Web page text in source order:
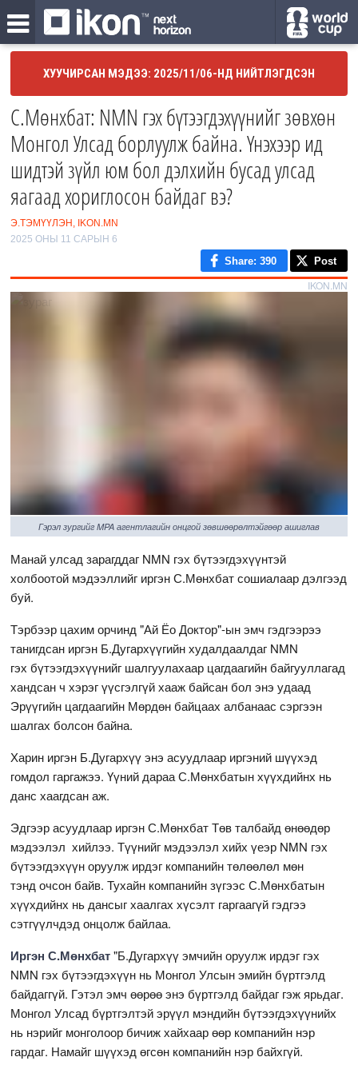
ХУУЧИРСАН МЭДЭЭ: 2025/11/06-НД НИЙТЛЭГДСЭН
С.Мөнхбат: NMN гэх бүтээгдэхүүнийг зөвхөн
Монгол Улсад борлуулж байна. Үнэхээр ид
шидтэй зүйл юм бол дэлхийн бусад улсад
яагаад хориглосон байдаг вэ?
Э.ТЭМҮҮЛЭН, IKON.MN
2025 ОНЫ 11 САРЫН 6
Share: 390 Post
IKON.MN
Гэрэл зургийг MPA агентлагийн онцгой зөвшөөрөлтэйгөөр ашиглав
Манай улсад зарагддаг NMN гэх бүтээгдэхүүнтэй
холбоотой мэдээллийг иргэн С.Мөнхбат сошиалаар дэлгээд
буй.
Тэрбээр цахим орчинд "Ай Ёо Доктор"-ын эмч гэдгээрээ
танигдсан иргэн Б.Дугархүүгийн худалдаалдаг NMN
гэх бүтээгдэхүүнийг шалгуулахаар цагдаагийн байгууллагад
хандсан ч хэрэг үүсгэлгүй хааж байсан бол энэ удаад
Эрүүгийн цагдаагийн Мөрдөн байцаах албанаас сэргээн
шалгах болсон байна.
Харин иргэн Б.Дугархүү энэ асуудлаар иргэний шүүхэд
гомдол гаргажээ. Үүний дараа С.Мөнхбатын хүүхдийнх нь
данс хаагдсан аж.
Эдгээр асуудлаар иргэн С.Мөнхбат Төв талбайд өнөөдөр
мэдээлэл хийлээ. Түүнийг мэдээлэл хийх үеэр NMN гэх
бүтээгдэхүүн оруулж ирдэг компанийн төлөөлөл мөн
тэнд очсон байв. Тухайн компанийн зүгээс С.Мөнхбатын
хүүхдийнх нь дансыг хаалгах хүсэлт гаргаагүй гэдгээ
сэтгүүлчдэд онцолж байлаа.
Иргэн С.Мөнхбат"Б.Дугархүү эмчийн оруулж ирдэг гэх
NMN гэх бүтээгдэхүүн нь Монгол Улсын эмийн бүртгэлд
байдаггүй. Гэтэл эмч өөрөө энэ бүртгэлд байдаг гэж ярьдаг.
Монгол Улсад бүртгэлтэй эрүүл мэндийн бүтээгдэхүүнийх
нь нэрийг монголоор бичиж хайхаар өөр компанийн нэр
гардаг. Намайг шүүхэд өгсөн компанийн нэр байхгүй.